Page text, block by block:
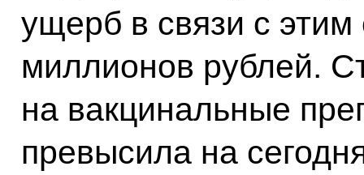
ущерб в связи с
миллионов рублей.
на вакцинальные
превысила на